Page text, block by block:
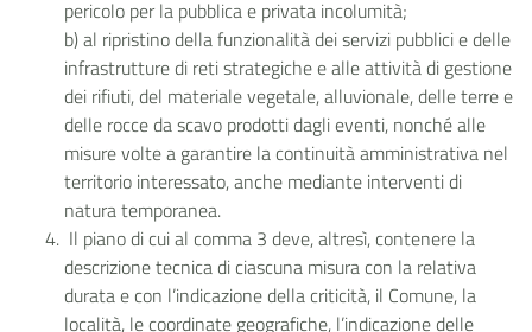
pericolo per la pubblica e privata incolumità;
b) al ripristino della funzionalità dei servizi pubblici e delle
infrastrutture di reti strategiche e alle attività di gestione
dei rifiuti, del materiale vegetale, alluvionale, delle terre e
delle rocce da scavo prodotti dagli eventi, nonché alle
misure volte a garantire la continuità amministrativa nel
territorio interessato, anche mediante interventi di
natura temporanea.
Il piano di cui al comma 3 deve, altresì, contenere la
descrizione tecnica di ciascuna misura con la relativa
durata e con l’indicazione della criticità, il Comune, la
località, le coordinate geografiche, l’indicazione delle